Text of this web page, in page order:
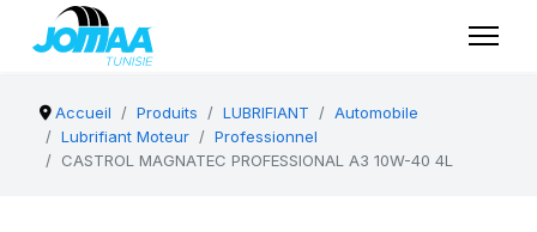
Accueil Produits LUBRIFIANT
Automobile
Lubrifiant Moteur
Professionnel
CASTROL MAGNATEC PROFESSIONAL A3 10W-40 4L